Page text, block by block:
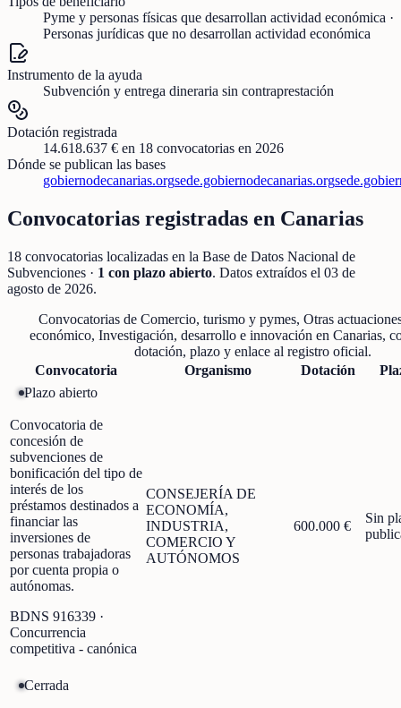
Pyme y personas físicas que desarrollan actividad económica ·
Personas jurídicas que no desarrollan actividad económica
Instrumento de la ayuda
Subvención y entrega dineraria sin contraprestación
Dotación registrada
14.618.637 € en 18 convocatorias en 2026
Dónde se publican las bases
gobiernodecanarias.orgsede.gobiernodecanarias.org
Convocatorias registradas en Canarias
18 convocatorias localizadas en la Base de Datos Nacional de
Subvenciones · 1 con plazo abierto. Datos extraídos el 03 de
agosto de 2026.
Convocatorias de Comercio, turismo y pymes, Otras
económico, Investigación, desarrollo e innovación en Canarias,
dotación, plazo y enlace al registro oficial.
Convocatoria
Organismo Dotación
Plazo abierto
Convocatoria de
concesión de
subvenciones de
bonificación del tipo de
interés de los
préstamos destinados a
financiar las
inversiones de
personas trabajadoras
por cuenta propia o
autónomas.
BDNS 916339 ·
Concurrencia
competitiva - canónica
CONSEJERÍA DE
ECONOMÍA,
INDUSTRIA,
COMERCIO Y
AUTÓNOMOS
600.000 €
Sin
Cerrada